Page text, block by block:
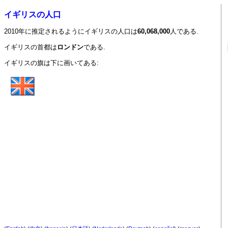
イギリスの人口
2010年に推定されるようにイギリスの人口は60,068,000 人である.
イギリスの首都は ロンドンである.
イギリスの旗は下に画いてある: